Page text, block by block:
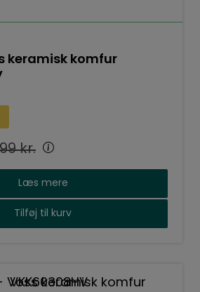
keramisk komfur
kr.
Læs mere
Tilføj til kurv